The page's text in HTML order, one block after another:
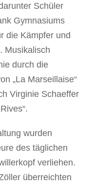
Schüler
Gymnasiums
die Kämpfer und
Musikalisch
durch die
„La Marseillaise“
Virginie Schaeffer
wurden
des täglichen
verliehen.
überreichten